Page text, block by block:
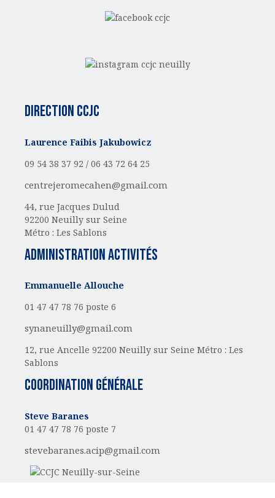
Direction CCJC
Laurence Faibis Jakubowicz
09 54 38 37 92 / 06 43 72 64 25
centrejeromecahen@gmail.com
44, rue Jacques Dulud
92200 Neuilly sur Seine
Métro : Les Sablons
administration activités
Emmanuelle Allouche
01 47 47 78 76 poste 6
synaneuilly@gmail.com
12, rue Ancelle 92200 Neuilly sur Seine Métro : Les
Sablons
Coordination générale
Steve Baranes
01 47 47 78 76 poste 7
stevebaranes.acip@gmail.com